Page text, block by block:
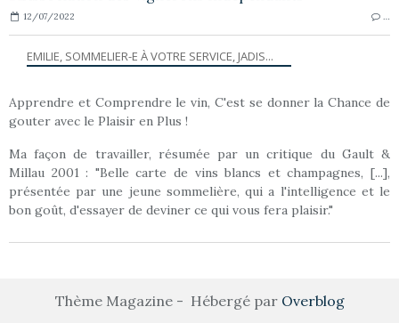
12/07/2022
EMILIE, SOMMELIER-E À VOTRE SERVICE, JADIS...
Apprendre et Comprendre le vin, C'est se donner la Chance de
gouter avec le Plaisir en Plus !
Ma façon de travailler, résumée par un critique du Gault &
Millau 2001 : "Belle carte de vins blancs et champagnes, [...],
présentée par une jeune sommelière, qui a l'intelligence et le
bon goût, d'essayer de deviner ce qui vous fera plaisir."
Thème Magazine - Hébergé par Overblog